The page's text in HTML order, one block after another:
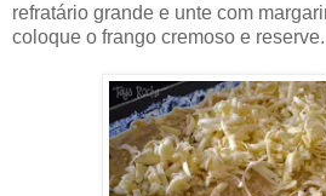
refratário grande e unte com
coloque o frango cremoso e reserve.